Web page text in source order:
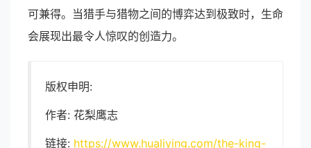
可兼得。当猎手与猎物之间的博弈达到极致时，生命
会展现出最令人惊叹的创造力。
版权申明:
作者: 花梨鹰志
链接: https://www.hualiying.com/the-king-